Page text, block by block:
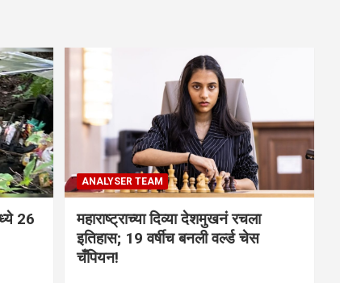
26
ANALYSER TEAM
महाराष्ट्राच्या दिव्या देशमुखनं रचला
इतिहास; 19 वर्षीच बनली वर्ल्ड चेस
चँपियन!